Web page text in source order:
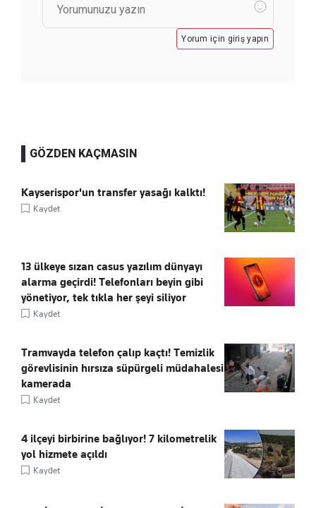
Yorum için giriş yapın
GÖZDEN KAÇMASIN
Kayserispor'un transfer yasağı kalktı!
Kaydet
13 ülkeye sızan casus yazılım dünyayı
alarma geçirdi! Telefonları beyin gibi
yönetiyor, tek tıkla her şeyi siliyor
Kaydet
Tramvayda telefon çalıp kaçtı! Temizlik
görevlisinin hırsıza süpürgeli müdahalesi
kamerada
Kaydet
4 ilçeyi birbirine bağlıyor! 7 kilometrelik
yol hizmete açıldı
Kaydet